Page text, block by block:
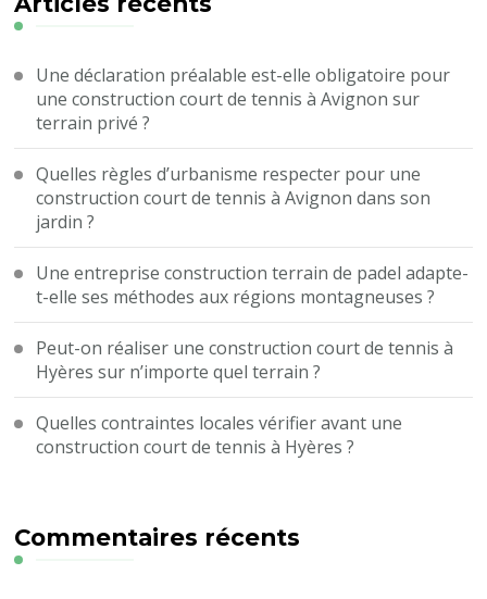
Une déclaration préalable est-elle obligatoire pour
une construction court de tennis à Avignon sur
terrain privé ?
Quelles règles d’urbanisme respecter pour une
construction court de tennis à Avignon dans son
jardin ?
Une entreprise construction terrain de padel adapte-
t-elle ses méthodes aux régions montagneuses ?
Peut-on réaliser une construction court de tennis à
Hyères sur n’importe quel terrain ?
Quelles contraintes locales vérifier avant une
construction court de tennis à Hyères ?
Commentaires récents